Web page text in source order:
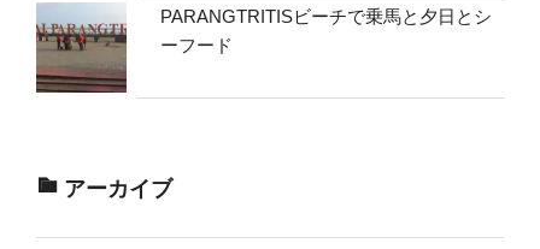
PARANGTRITISビーチで乗馬と夕日とシ
ーフード
アーカイブ